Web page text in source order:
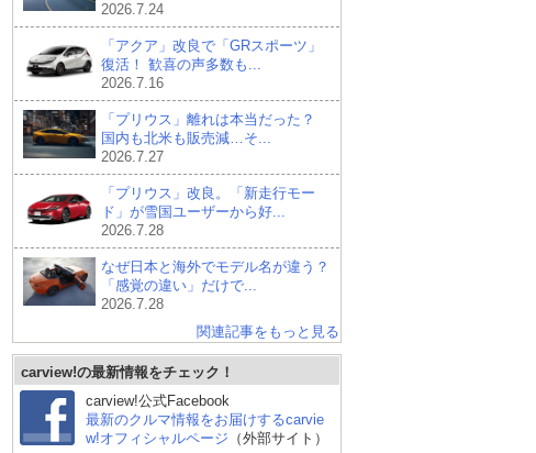
2026.7.24
「アクア」改良で「GRスポーツ」
復活！ 歓喜の声多数も...
2026.7.16
「プリウス」離れは本当だった？
国内も北米も販売減…そ...
2026.7.27
「プリウス」改良。「新走行モー
ド」が雪国ユーザーから好...
2026.7.28
なぜ日本と海外でモデル名が違う？
「感覚の違い」だけで...
2026.7.28
関連記事をもっと見る
carview!の最新情報をチェック！
carview!公式Facebook
最新のクルマ情報をお届けするcarvie
w!オフィシャルページ （外部サイト）